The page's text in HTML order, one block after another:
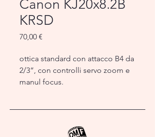
Canon KJ20x8.2B
KRSD
70,00 €
ottica standard con attacco B4 da
2/3”, con controlli servo zoom e
manul focus.